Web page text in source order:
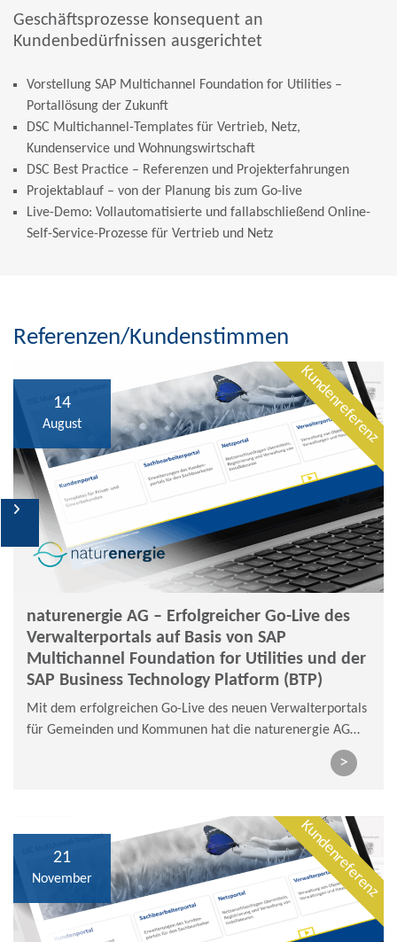
Geschäftsprozesse konsequent an
Kundenbedürfnissen ausgerichtet
Vorstellung SAP Multichannel Foundation for Utilities –
Portallösung der Zukunft
DSC Multichannel-Templates für Vertrieb, Netz,
Kundenservice und Wohnungswirtschaft
DSC Best Practice – Referenzen und Projekterfahrungen
Projektablauf – von der Planung bis zum Go-live
Live-Demo: Vollautomatisierte und fallabschließend Online-
Self-Service-Prozesse für Vertrieb und Netz
Referenzen/Kundenstimmen
Kundenreferenz
14
August
naturenergie AG – Erfolgreicher Go-Live des
Verwalterportals auf Basis von SAP
Multichannel Foundation for Utilities und der
SAP Business Technology Platform (BTP)
Mit dem erfolgreichen Go-Live des neuen Verwalterportals
für Gemeinden und Kommunen hat die naturenergie AG
>
Kundenreferenz
21
November
DSC MCF-Templates
Optimale Ergänzungen
SAP S/4HANA & SAP BTP